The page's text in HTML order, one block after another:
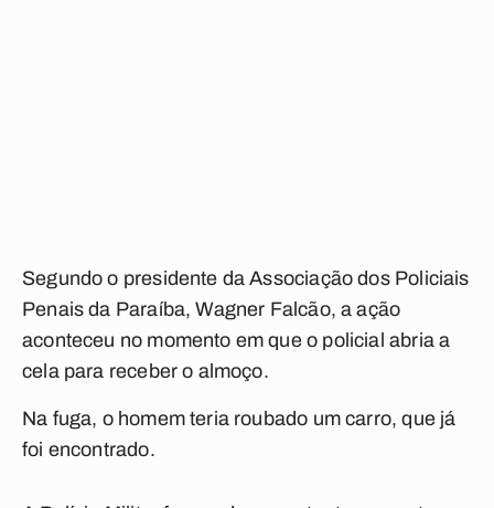
Segundo o presidente da Associação dos Policiais
Penais da Paraíba, Wagner Falcão, a ação
aconteceu no momento em que o policial abria a
cela para receber o almoço.
Na fuga, o homem teria roubado um carro, que já
foi encontrado.